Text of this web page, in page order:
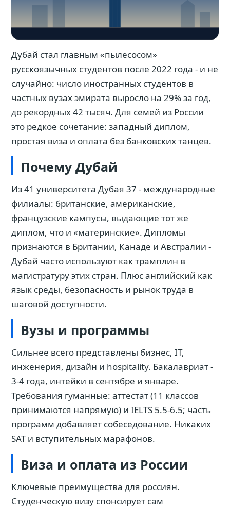
Дубай стал главным «пылесосом»
русскоязычных студентов после 2022 года - и не
случайно: число иностранных студентов в
частных вузах эмирата выросло на 29% за год,
до рекордных 42 тысяч. Для семей из России
это редкое сочетание: западный диплом,
простая виза и оплата без банковских танцев.
Почему Дубай
Из 41 университета Дубая 37 - международные
филиалы: британские, американские,
французские кампусы, выдающие тот же
диплом, что и «материнские». Дипломы
признаются в Британии, Канаде и Австралии -
Дубай часто используют как трамплин в
магистратуру этих стран. Плюс английский как
язык среды, безопасность и рынок труда в
шаговой доступности.
Вузы и программы
Сильнее всего представлены бизнес, IT,
инженерия, дизайн и hospitality. Бакалавриат -
3-4 года, интейки в сентябре и январе.
Требования гуманные: аттестат (11 классов
принимаются напрямую) и IELTS 5.5-6.5; часть
программ добавляет собеседование. Никаких
SAT и вступительных марафонов.
Виза и оплата из России
Ключевые преимущества для россиян.
Студенческую визу спонсирует сам